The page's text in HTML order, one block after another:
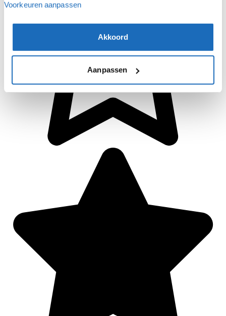
Voorkeuren aanpassen
Akkoord
Aanpassen